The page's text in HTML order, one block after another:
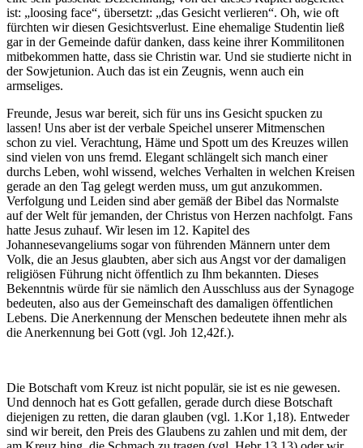
ist: „loosing face“, übersetzt: „das Gesicht verlieren“. Oh, wie oft
fürchten wir diesen Gesichtsverlust. Eine ehemalige Studentin ließ
gar in der Gemeinde dafür danken, dass keine ihrer Kommilitonen
mitbekommen hatte, dass sie Christin war. Und sie studierte nicht in
der Sowjetunion. Auch das ist ein Zeugnis, wenn auch ein
armseliges.
Freunde, Jesus war bereit, sich für uns ins Gesicht spucken zu
lassen! Uns aber ist der verbale Speichel unserer Mitmenschen
schon zu viel. Verachtung, Häme und Spott um des Kreuzes willen
sind vielen von uns fremd. Elegant schlängelt sich manch einer
durchs Leben, wohl wissend, welches Verhalten in welchen Kreisen
gerade an den Tag gelegt werden muss, um gut anzukommen.
Verfolgung und Leiden sind aber gemäß der Bibel das Normalste
auf der Welt für jemanden, der Christus von Herzen nachfolgt. Fans
hatte Jesus zuhauf. Wir lesen im 12. Kapitel des
Johannesevangeliums sogar von führenden Männern unter dem
Volk, die an Jesus glaubten, aber sich aus Angst vor der damaligen
religiösen Führung nicht öffentlich zu Ihm bekannten. Dieses
Bekenntnis würde für sie nämlich den Ausschluss aus der Synagoge
bedeuten, also aus der Gemeinschaft des damaligen öffentlichen
Lebens. Die Anerkennung der Menschen bedeutete ihnen mehr als
die Anerkennung bei Gott (vgl. Joh 12,42f.).
Die Botschaft vom Kreuz ist nicht populär, sie ist es nie gewesen.
Und dennoch hat es Gott gefallen, gerade durch diese Botschaft
diejenigen zu retten, die daran glauben (vgl. 1.Kor 1,18). Entweder
sind wir bereit, den Preis des Glaubens zu zahlen und mit dem, der